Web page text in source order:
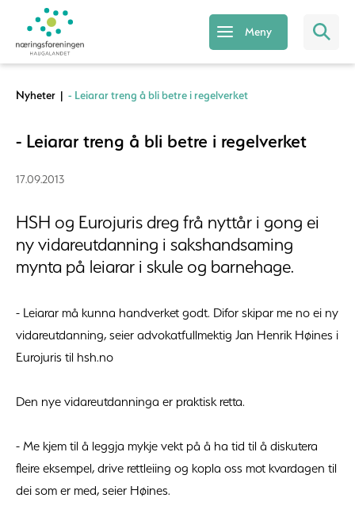
Meny
Nyheter | - Leiarar treng å bli betre i regelverket
- Leiarar treng å bli betre i regelverket
17.09.2013
HSH og Eurojuris dreg frå nyttår i gong ei
ny vidareutdanning i sakshandsaming
mynta på leiarar i skule og barnehage.
- Leiarar må kunna handverket godt. Difor skipar me no ei ny
vidareutdanning, seier advokatfullmektig Jan Henrik Høines i
Eurojuris til hsh.no
Den nye vidareutdanninga er praktisk retta.
- Me kjem til å leggja mykje vekt på å ha tid til å diskutera
fleire eksempel, drive rettleiing og kopla oss mot kvardagen til
dei som er med, seier Høines.